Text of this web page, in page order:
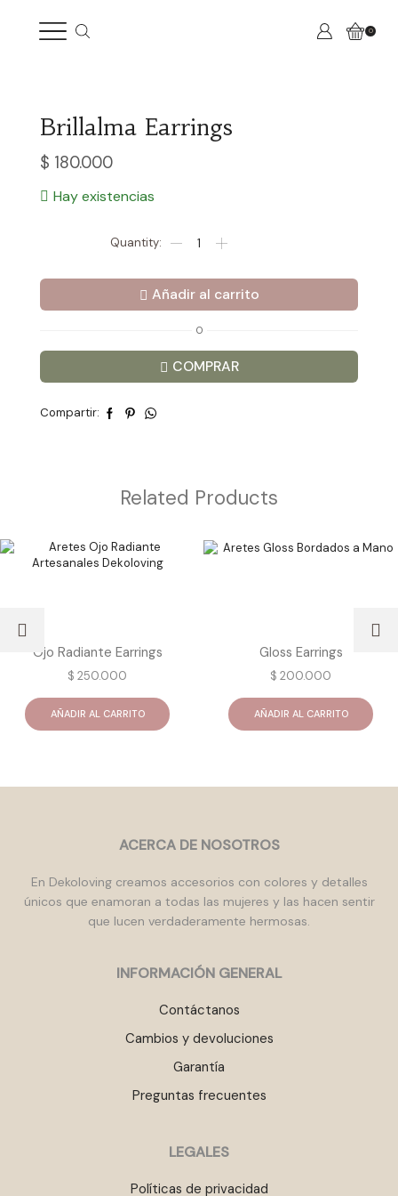
0
Brillalma Earrings
$ 180.000
Hay existencias
Earrings
Añadir al carrito
O
COMPRAR
Compartir:
Related Products
Ojo Radiante Earrings
$ 250.000
AÑADIR AL CARRITO
Gloss Earrings
$ 200.000
AÑADIR AL CARRITO
ACERCA DE NOSOTROS
En Dekoloving creamos accesorios con colores y detalles
únicos que enamoran a todas las mujeres y las hacen sentir
que lucen verdaderamente hermosas.
INFORMACIÓN GENERAL
Contáctanos
Cambios y devoluciones
Garantía
Preguntas frecuentes
LEGALES
Políticas de privacidad